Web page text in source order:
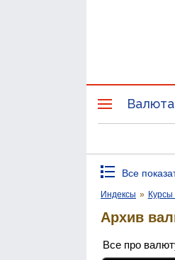
Валюта
Все
Индексы »
Архив
Все про